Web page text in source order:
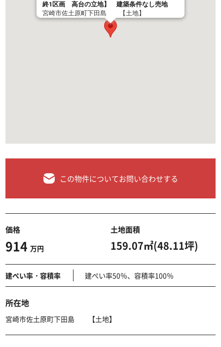
終1区画 高台の立地】 建築条件なし売地
宮崎市佐土原町下田島 【土地】
この物件についてお問い合わせする
価格
914 万円
土地面積
159.07㎡(48.11坪)
建ぺい率・容積率 建ぺい率50％、容積率100％
所在地
宮崎市佐土原町下田島 【土地】